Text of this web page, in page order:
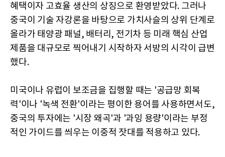
혜택이자 고효율 생산의 상징으로 환영받았다. 그러나
중국이 기술 자강론을 바탕으로 가치사슬의 상위 단계로
올라가 태양광 패널, 배터리, 전기차 등 미래 핵심 산업
제품을 대규모로 찍어내기 시작하자 서방의 시각이 급변
했다.
미국이나 유럽이 보조금을 집행할 때는 '공급망 회복
력'이나 '녹색 전환'이라는 평이한 용어를 사용하면서도,
중국의 투자에는 '시장 왜곡'과 '과잉 용량'이라는 부정
적인 가이드를 씌우는 이중적 잣대를 적용하고 있다.